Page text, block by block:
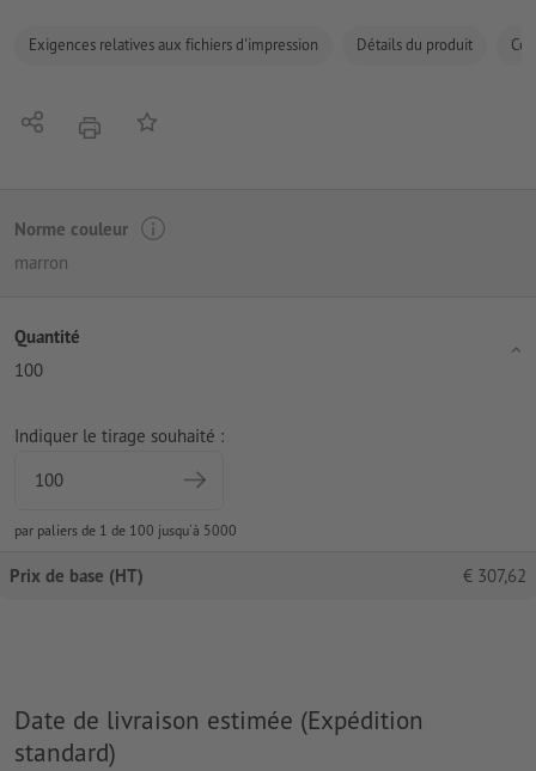
Exigences relatives aux fichiers d'impression Détails du produit
PartagerimprimerAjouter à liste d'article
Norme couleur
marron
Quantité
100
Indiquer le tirage souhaité :
par paliers de 1 de 100 jusqu'à 5000
Prix de base (HT) € 307,62
Date de livraison estimée (Expédition
standard)